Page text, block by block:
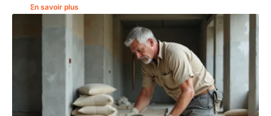
En savoir plus